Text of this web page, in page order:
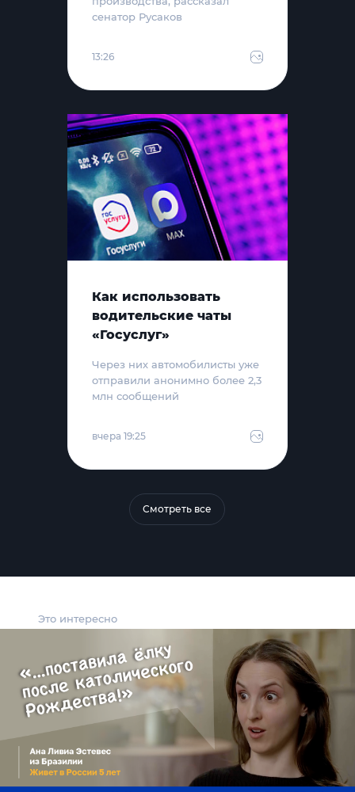
Это интересно
сенатор Русаков
13:26
Как использовать
водительские чаты
«Госуслуг»
Через них автомобилисты уже
отправили анонимно более 2,3
млн сообщений
вчера 19:25
Смотреть все